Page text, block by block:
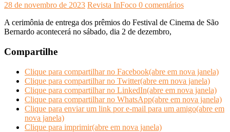
28 de novembro de 2023 Revista InFoco 0 comentários
A cerimônia de entrega dos prêmios do Festival de Cinema de São
Bernardo acontecerá no sábado, dia 2 de dezembro,
Compartilhe
Clique para compartilhar no Facebook(abre em nova janela)
Clique para compartilhar no Twitter(abre em nova janela)
Clique para compartilhar no LinkedIn(abre em nova janela)
Clique para compartilhar no WhatsApp(abre em nova janela)
Clique para enviar um link por e-mail para um amigo(abre em
nova janela)
Clique para imprimir(abre em nova janela)